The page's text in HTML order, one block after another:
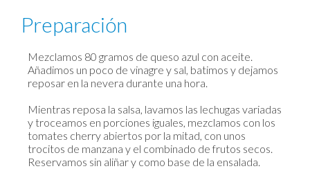
Preparación
Mezclamos 80 gramos de queso azul con aceite.
Añadimos un poco de vinagre y sal, batimos y dejamos
reposar en la nevera durante una hora.
Mientras reposa la salsa, lavamos las lechugas variadas
y troceamos en porciones iguales, mezclamos con los
tomates cherry abiertos por la mitad, con unos
trocitos de manzana y el combinado de frutos secos.
Reservamos sin aliñar y como base de la ensalada.